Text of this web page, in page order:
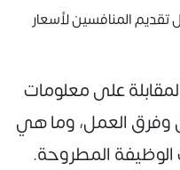
المنافسين لأسعار
على معلومات
وفرق العمل، وما هي
المطروحة.